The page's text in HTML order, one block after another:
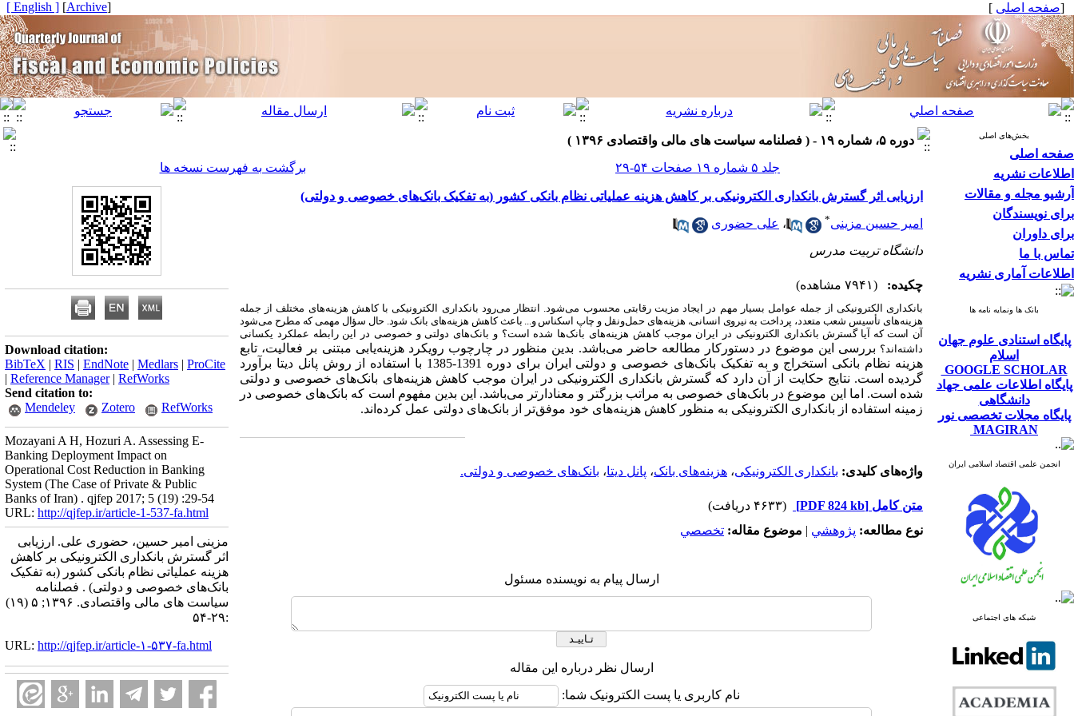
[صفحه اصلی ]
[
Archive
]
[ English ]
بخش‌های اصلی
صفحه اصلی
اطلاعات نشریه
آرشیو مجله و مقالات
برای نویسندگان
برای داوران
تماس با ما
اطلاعات آماری نشریه
بانک ها ونمایه نامه ها
پایگاه استنادی علوم جهان
اسلام
GOOGLE SCHOLAR
پایگاه اطلاعات علمی جهاد
دانشگاهی
پایگاه مجلات تخصصی نور
MAGIRAN
انجمن علمی اقتصاد اسلامی ایران
شبکه های اجتماعی
دوره ۵، شماره ۱۹ - ( فصلنامه سیاست های مالی واقتصادی ۱۳۹۶ )
جلد ۵ شماره ۱۹ صفحات ۵۴-۲۹
برگشت به فهرست نسخه ها
ارزیابی اثر گسترش بانکداری الکترونیکی بر کاهش هزینه عملیاتی نظام بانکی کشور (به تفکیک بانک‌های خصوصی و دولتی)
امیر حسین مزینی* ، علی حضوری
دانشگاه تربیت مدرس
چکیده: (۷۹۴۱ مشاهده)
بانکداری الکترونیکی از جمله عوامل بسیار مهم در ایجاد مزیت رقابتی محسوب می‌شود. انتظار می‌رود بانکداری الکترونیکی با کاهش هزینه‌های مختلف از جمله
هزینه‌های تأسیس شعب متعدد، پرداخت به نیروی انسانی، هزینه‌های حمل‌و‌نقل و چاپ اسکناس و... باعث کاهش هزینه‌های بانک شود. حال سؤال مهمی که مطرح می‌شود
آن است که آیا گسترش بانکداری الکترونیکی در ایران موجب کاهش هزینه‌های بانک‌ها شده است؟و بانک‌های دولتی و خصوصی در این رابطه عملکرد یکسانی
داشته‌اند؟ بررسی این موضوع در دستورکار مطالعه حاضر می‌باشد. بدین منظور در چارچوب رویکرد هزینه‌یابی مبتنی بر فعالیت، تابع
هزینه نظام بانکی استخراج و به تفکیک بانک‌های خصوصی و دولتی ایران برای دوره 1391-1385 با استفاده از روش پانل دیتا برآورد
گردیده است. نتایج حکایت از آن دارد که گسترش بانکداری الکترونیکی در ایران موجب کاهش هزینه‌های بانک‌های خصوصی و دولتی
شده است. اما این موضوع در بانک‌های خصوصی به مراتب بزرگتر و معنادارتر می‌باشد. این بدین مفهوم است که بانک‌های خصوصی در
زمینه استفاده از بانکداری الکترونیکی به منظور کاهش هزینه‌های خود موفق‌تر از بانک‌های دولتی عمل کرده‌اند.
واژه‌های کلیدی: بانکداری الکترونیکی، هزینه‌های بانک، پانل دیتا، بانک‌های خصوصی و دولتی.
متن کامل [PDF 824 kb]
(۴۶۳۳ دریافت)
نوع مطالعه: پژوهشي | موضوع مقاله: تخصصي
ارسال پیام به نویسنده مسئول
ارسال نظر درباره این مقاله
نام کاربری یا پست الکترونیک شما:
Download citation:
BibTeX | RIS | EndNote | Medlars | ProCite
| Reference Manager| RefWorks
Send citation to:
Mendeley
Zotero RefWorks
Mozayani A H, Hozuri A. Assessing E-
Banking Deployment Impact on
Operational Cost Reduction in Banking
System (The Case of Private & Public
Banks of Iran) . qjfep 2017; 5 (19) :29-54
URL: http://qjfep.ir/article-1-537-fa.html
مزینی امیر حسین، حضوری علی. ارزیابی
اثر گسترش بانکداری الکترونیکی بر کاهش
هزینه عملیاتی نظام بانکی کشور (به تفکیک
بانک‌های خصوصی و دولتی) . فصلنامه
سیاست های مالی واقتصادی. ۱۳۹۶; ۵ (۱۹)
:۲۹-۵۴
URL: http://qjfep.ir/article-۱-۵۳۷-fa.html